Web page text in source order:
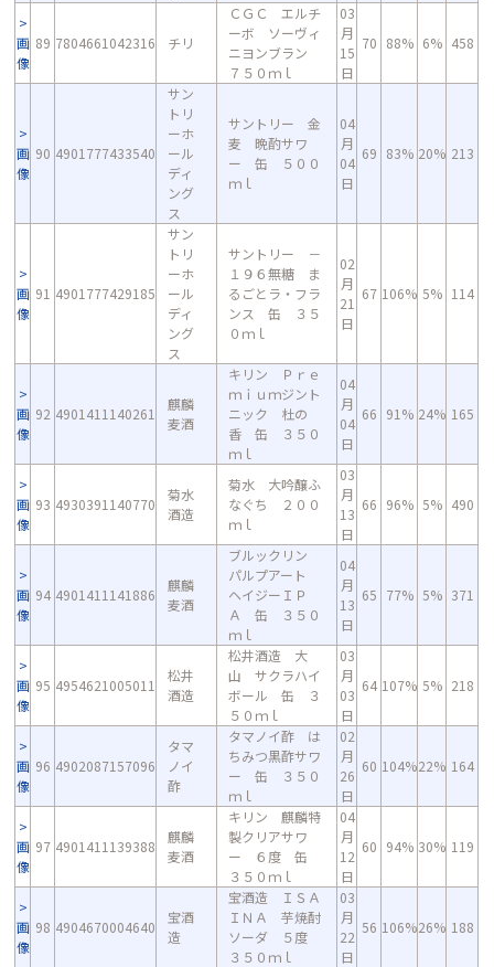
画
像
89 7804661042316 チリ
ＣＧＣ エルチ
ーボ ソーヴィ
ニヨンブラン
７５０ｍｌ
03
月
15
日
70 88% 6% 458
画
像
90 4901777433540
サン
トリ
ーホ
ール
ディ
ング
ス
サントリー 金
麦 晩酌サワ
ー 缶 ５００
ｍｌ
04
月
04
日
69 83% 20% 213
画
像
91 4901777429185
サン
トリ
ーホ
ール
ディ
ング
ス
サントリー －
１９６無糖 ま
るごとラ・フラ
ンス 缶 ３５
０ｍｌ
02
月
21
日
67 106% 5% 114
画
像
92 4901411140261
麒麟
麦酒
キリン Ｐｒｅ
ｍｉｕｍジント
ニック 杜の
香 缶 ３５０
ｍｌ
04
月
04
日
66 91% 24% 165
画
像
93 4930391140770
菊水
酒造
菊水 大吟醸ふ
なぐち ２００
ｍｌ
03
月
13
日
66 96% 5% 490
画
像
94 4901411141886
麒麟
麦酒
ブルックリン
パルプアート
ヘイジーＩＰ
Ａ 缶 ３５０
ｍｌ
04
月
13
日
65 77% 5% 371
画
像
95 4954621005011
松井
酒造
松井酒造 大
山 サクラハイ
ボール 缶 ３
５０ｍｌ
03
月
03
日
64 107% 5% 218
画
像
96 4902087157096
タマ
ノイ
酢
タマノイ酢 は
ちみつ黒酢サワ
ー 缶 ３５０
ｍｌ
02
月
26
日
60 104%22% 164
画
像
97 4901411139388
麒麟
麦酒
キリン 麒麟特
製クリアサワ
ー ６度 缶
３５０ｍｌ
04
月
12
日
60 94% 30% 119
画
像
98 4904670004640
宝酒
造
宝酒造 ＩＳＡ
ＩＮＡ 芋焼酎
ソーダ ５度
３５０ｍｌ
03
月
22
日
56 106%26% 188